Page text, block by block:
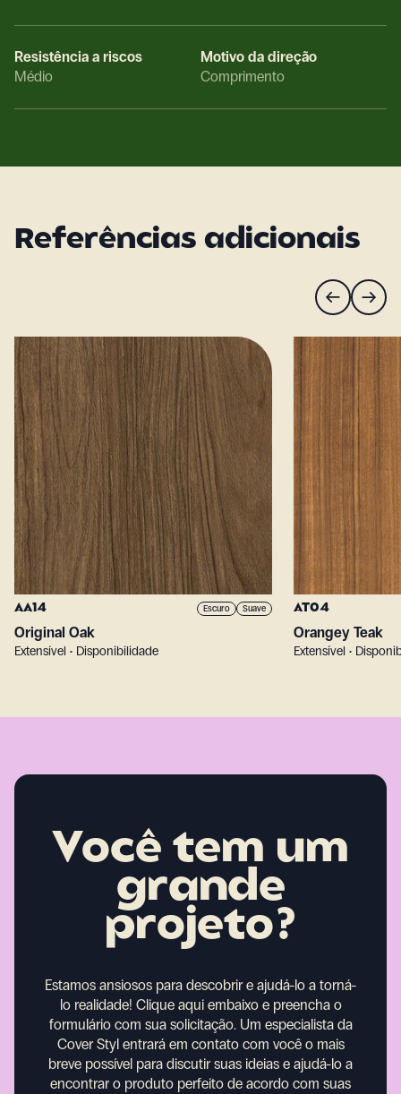
Resistência a riscos
Médio
Motivo da direção
Comprimento
Referências adicionais
AA14 Escuro Suave
Original Oak
Extensível • Disponibilidade
AT04
Orangey Teak
Extensível •
Você tem um
grande
projeto?
Estamos ansiosos para descobrir e ajudá-lo a torná-
lo realidade! Clique aqui embaixo e preencha o
formulário com sua solicitação. Um especialista da
Cover Styl entrará em contato com você o mais
breve possível para discutir suas ideias e ajudá-lo a
encontrar o produto perfeito de acordo com suas